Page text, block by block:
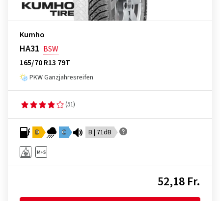
Kumho
HA31 BSW
165/70 R13 79T
PKW Ganzjahresreifen
(51)
D C B | 71dB
52,18 Fr.